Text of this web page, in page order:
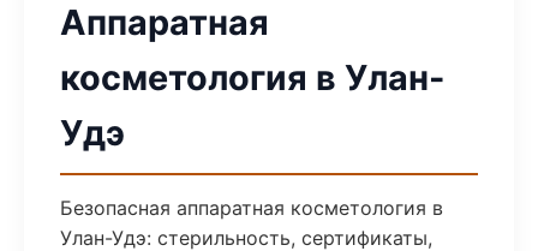
Аппаратная
косметология в Улан-
Удэ
Безопасная аппаратная косметология в
Улан-Удэ: стерильность, сертификаты,